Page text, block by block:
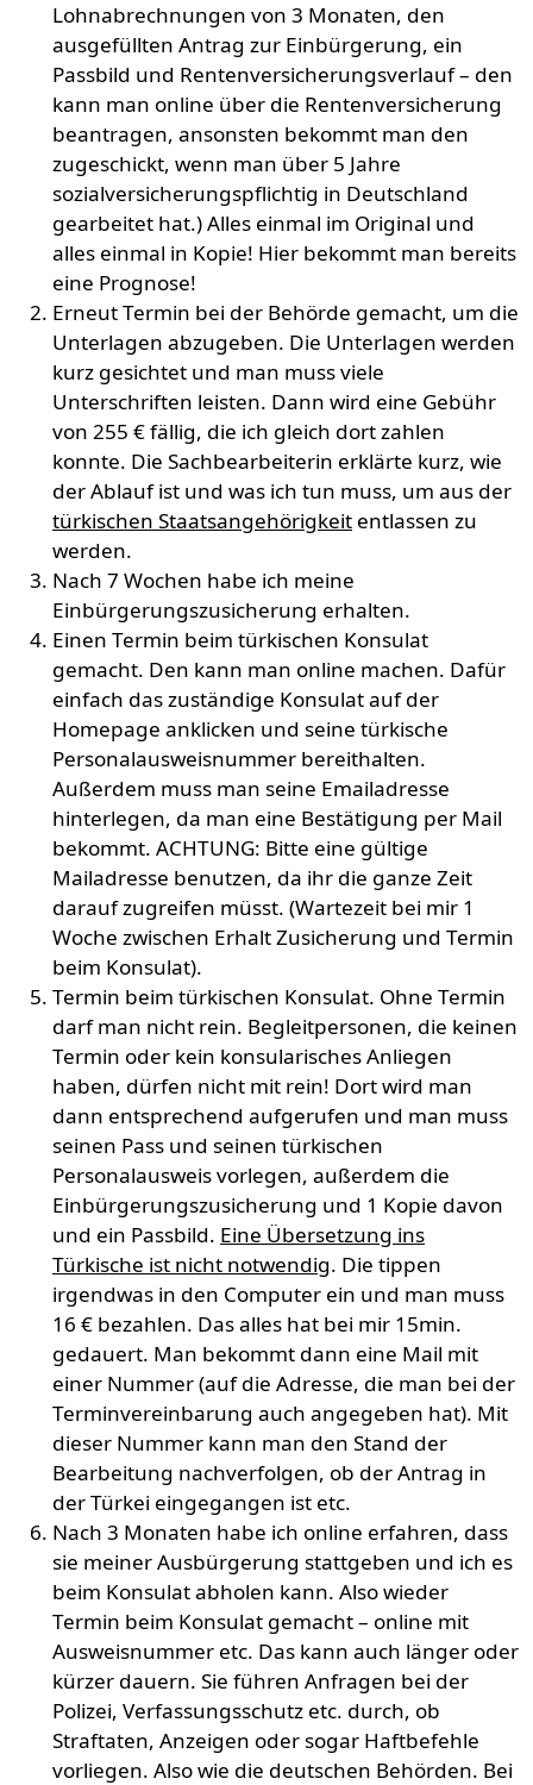
Lohnabrechnungen von 3 Monaten, den
ausgefüllten Antrag zur Einbürgerung, ein
Passbild und Rentenversicherungsverlauf – den
kann man online über die Rentenversicherung
beantragen, ansonsten bekommt man den
zugeschickt, wenn man über 5 Jahre
sozialversicherungspflichtig in Deutschland
gearbeitet hat.) Alles einmal im Original und
alles einmal in Kopie! Hier bekommt man bereits
eine Prognose!
Erneut Termin bei der Behörde gemacht, um die
Unterlagen abzugeben. Die Unterlagen werden
kurz gesichtet und man muss viele
Unterschriften leisten. Dann wird eine Gebühr
von 255 € fällig, die ich gleich dort zahlen
konnte. Die Sachbearbeiterin erklärte kurz, wie
der Ablauf ist und was ich tun muss, um aus der
türkischen Staatsangehörigkeit entlassen zu
werden.
Nach 7 Wochen habe ich meine
Einbürgerungszusicherung erhalten.
Einen Termin beim türkischen Konsulat
gemacht. Den kann man online machen. Dafür
einfach das zuständige Konsulat auf der
Homepage anklicken und seine türkische
Personalausweisnummer bereithalten.
Außerdem muss man seine Emailadresse
hinterlegen, da man eine Bestätigung per Mail
bekommt. ACHTUNG: Bitte eine gültige
Mailadresse benutzen, da ihr die ganze Zeit
darauf zugreifen müsst. (Wartezeit bei mir 1
Woche zwischen Erhalt Zusicherung und Termin
beim Konsulat).
Termin beim türkischen Konsulat. Ohne Termin
darf man nicht rein. Begleitpersonen, die keinen
Termin oder kein konsularisches Anliegen
haben, dürfen nicht mit rein! Dort wird man
dann entsprechend aufgerufen und man muss
seinen Pass und seinen türkischen
Personalausweis vorlegen, außerdem die
Einbürgerungszusicherung und 1 Kopie davon
und ein Passbild. Eine Übersetzung ins
Türkische ist nicht notwendig. Die tippen
irgendwas in den Computer ein und man muss
16 € bezahlen. Das alles hat bei mir 15min.
gedauert. Man bekommt dann eine Mail mit
einer Nummer (auf die Adresse, die man bei der
Terminvereinbarung auch angegeben hat). Mit
dieser Nummer kann man den Stand der
Bearbeitung nachverfolgen, ob der Antrag in
der Türkei eingegangen ist etc.
Nach 3 Monaten habe ich online erfahren, dass
sie meiner Ausbürgerung stattgeben und ich es
beim Konsulat abholen kann. Also wieder
Termin beim Konsulat gemacht – online mit
Ausweisnummer etc. Das kann auch länger oder
kürzer dauern. Sie führen Anfragen bei der
Polizei, Verfassungsschutz etc. durch, ob
Straftaten, Anzeigen oder sogar Haftbefehle
vorliegen. Also wie die deutschen Behörden. Bei